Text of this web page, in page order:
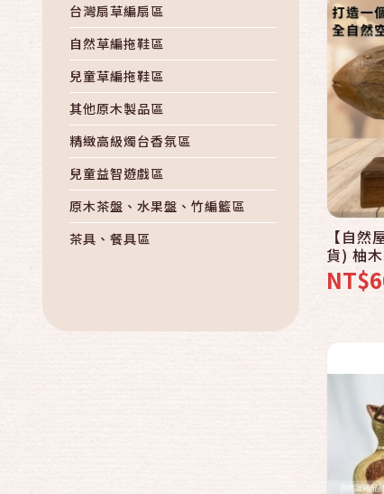
台灣扇草編扇區
自然草編拖鞋區
兒童草編拖鞋區
其他原木製品區
精緻高級燭台香氛區
兒童益智遊戲區
原木茶盤、水果盤、竹編籃區
茶具、餐具區
草編桌墊、杯墊區
【自
貨) 柚
雕刻 巴